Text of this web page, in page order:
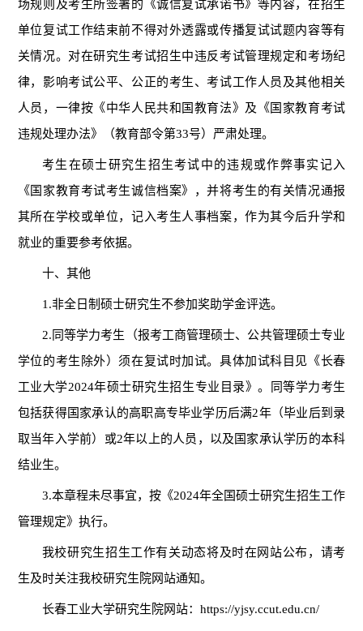
场规则及考生所签署的《诚信复试承诺书》等内容，在招生
单位复试工作结束前不得对外透露或传播复试试题内容等有
关情况。对在研究生考试招生中违反考试管理规定和考场纪
律，影响考试公平、公正的考生、考试工作人员及其他相关
人员，一律按《中华人民共和国教育法》及《国家教育考试
违规处理办法》（教育部令第33号）严肃处理。
考生在硕士研究生招生考试中的违规或作弊事实记入
《国家教育考试考生诚信档案》，并将考生的有关情况通报
其所在学校或单位，记入考生人事档案，作为其今后升学和
就业的重要参考依据。
十、其他
1.非全日制硕士研究生不参加奖助学金评选。
2.同等学力考生（报考工商管理硕士、公共管理硕士专业
学位的考生除外）须在复试时加试。具体加试科目见《长春
工业大学2024年硕士研究生招生专业目录》。同等学力考生
包括获得国家承认的高职高专毕业学历后满2年（毕业后到录
取当年入学前）或2年以上的人员，以及国家承认学历的本科
结业生。
3.本章程未尽事宜，按《2024年全国硕士研究生招生工作
管理规定》执行。
我校研究生招生工作有关动态将及时在网站公布，请考
生及时关注我校研究生院网站通知。
长春工业大学研究生院网站： https://yjsy.ccut.edu.cn/